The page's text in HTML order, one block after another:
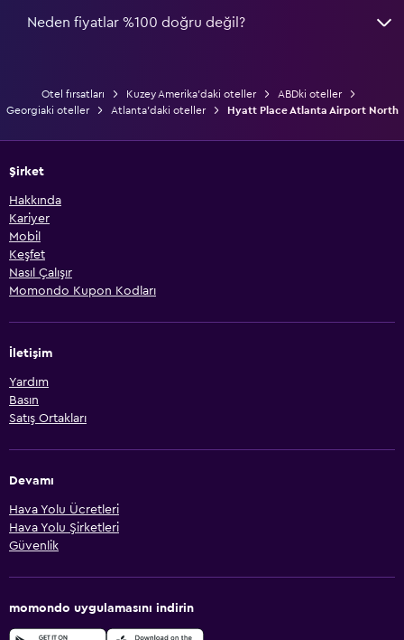
Neden fiyatlar %100 doğru değil?
Otel fırsatları Kuzey Amerika'daki oteller
ABDki oteller
Georgiaki oteller
Atlanta'daki oteller Hyatt Place Atlanta Airport North
Şirket
Hakkında
Kariyer
Mobil
Keşfet
Nasıl Çalışır
Momondo Kupon Kodları
İletişim
Yardım
Basın
Satış Ortakları
Devamı
Hava Yolu Ücretleri
Hava Yolu Şirketleri
Güvenlik
momondo uygulamasını indirin